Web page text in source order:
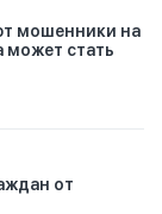
мошенники на
может стать
от